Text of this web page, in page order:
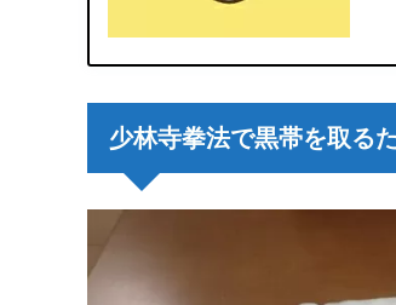
少林寺拳法で黒帯を取る